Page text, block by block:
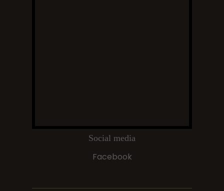
Social media
Facebook